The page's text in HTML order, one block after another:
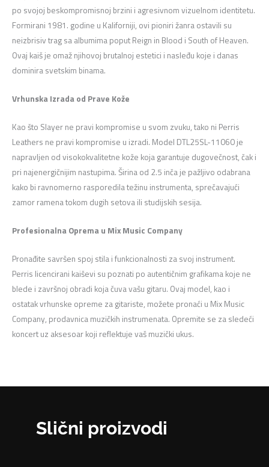
po svojoj beskompromisnoj brzini i agresivnom vizuelnom identitetu.
Formirani 1981. godine u Kaliforniji, ovi pioniri žanra ostavili su
neizbrisiv trag sa albumima poput Reign in Blood i South of Heaven.
Ovaj kaiš je omaž njihovoj brutalnoj estetici i nasleđu koje i danas
dominira svetskim binama.
Vrhunska Izrada od Prave Kože
Kao što Slayer ne pravi kompromise u svom zvuku, tako ni Perris
Leathers ne pravi kompromise u izradi. Model DTL25SL-11060 je
napravljen od visokokvalitetne kože koja garantuje dugovečnost, čak i
pri najenergičnijim nastupima. Širina od 2.5 inča je pažljivo odabrana
kako bi ravnomerno rasporedila težinu instrumenta, sprečavajući
zamor ramena tokom dugih setova ili studijskih sesija.
Profesionalna Oprema u Mix Music Company
Pronađite savršen spoj stila i funkcionalnosti za svoj instrument.
Perris licencirani kaiševi su poznati po autentičnim grafikama koje ne
blede i završnoj obradi koja čuva vašu gitaru. Ovaj model, kao i
ostatak vrhunske opreme za gitariste, možete pronaći u Mix Music
Company, prodavnica muzičkih instrumenata. Opremite se za sledeći
koncert uz aksesoar koji reflektuje vaš muzički ukus.
Slični proizvodi